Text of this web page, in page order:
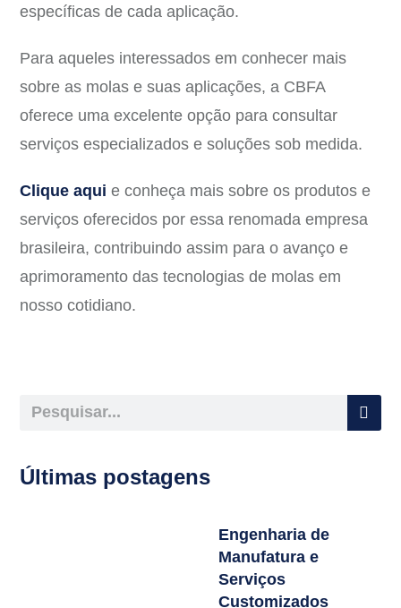
específicas de cada aplicação.
Para aqueles interessados em conhecer mais
sobre as molas e suas aplicações, a CBFA
oferece uma excelente opção para consultar
serviços especializados e soluções sob medida.
Clique aqui e conheça mais sobre os produtos e
serviços oferecidos por essa renomada empresa
brasileira, contribuindo assim para o avanço e
aprimoramento das tecnologias de molas em
nosso cotidiano.
Últimas postagens
Engenharia de
Manufatura e
Serviços
Customizados